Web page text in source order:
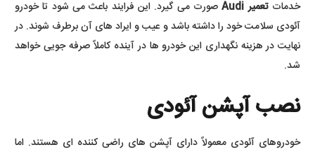
خدماتتعمیر Audi
صورت می گیرد. این فرایند باعث می شود تا خودرو
آئودی سلامت خود را داشته باشد و عیب و ایراد های آن برطرف شوند. در
نهایت در هزینه نگهداری این خودرو ها در آینده کاملاً صرفه جویی خواهد
شد.
نصب آپشن آئودی
خودروهای آئودی معمولاً دارای آپشن های راضی کننده ای هستند. اما